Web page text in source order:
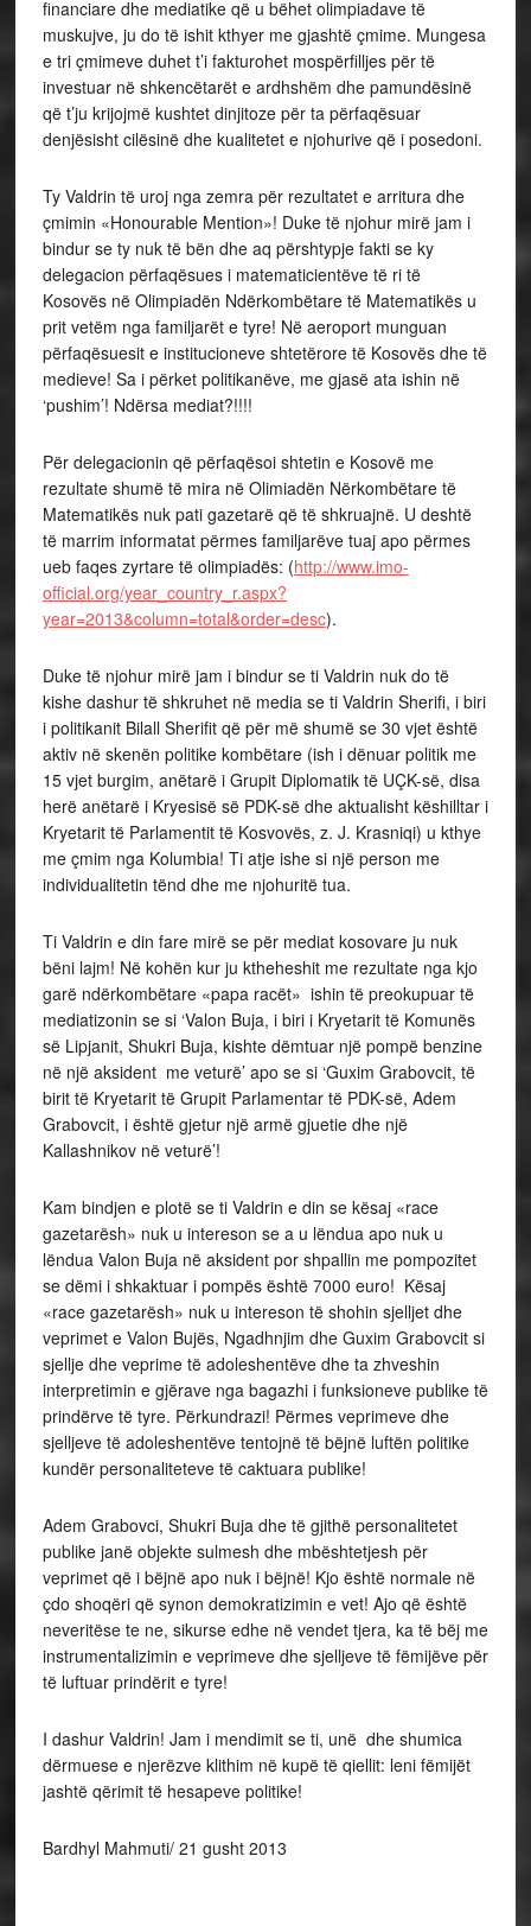
financiare dhe mediatike që u bëhet olimpiadave të
muskujve, ju do të ishit kthyer me gjashtë çmime. Mungesa
e tri çmimeve duhet t’i fakturohet mospërfilljes për të
investuar në shkencëtarët e ardhshëm dhe pamundësinë
që t’ju krijojmë kushtet dinjitoze për ta përfaqësuar
denjësisht cilësinë dhe kualitetet e njohurive që i posedoni.
Ty Valdrin të uroj nga zemra për rezultatet e arritura dhe
çmimin «Honourable Mention»! Duke të njohur mirë jam i
bindur se ty nuk të bën dhe aq përshtypje fakti se ky
delegacion përfaqësues i matematicientëve të ri të
Kosovës në Olimpiadën Ndërkombëtare të Matematikës u
prit vetëm nga familjarët e tyre! Në aeroport munguan
përfaqësuesit e institucioneve shtetërore të Kosovës dhe të
medieve! Sa i përket politikanëve, me gjasë ata ishin në
‘pushim’! Ndërsa mediat?!!!!
Për delegacionin që përfaqësoi shtetin e Kosovë me
rezultate shumë të mira në Olimiadën Nërkombëtare të
Matematikës nuk pati gazetarë që të shkruajnë. U deshtë
të marrim informatat përmes familjarëve tuaj apo përmes
ueb faqes zyrtare të olimpiadës: (http://www.imo-
official.org/year_country_r.aspx?
year=2013&column=total&order=desc).
Duke të njohur mirë jam i bindur se ti Valdrin nuk do të
kishe dashur të shkruhet në media se ti Valdrin Sherifi, i biri
i politikanit Bilall Sherifit që për më shumë se 30 vjet është
aktiv në skenën politike kombëtare (ish i dënuar politik me
15 vjet burgim, anëtarë i Grupit Diplomatik të UÇK-së, disa
herë anëtarë i Kryesisë së PDK-së dhe aktualisht këshilltar i
Kryetarit të Parlamentit të Kosvovës, z. J. Krasniqi) u kthye
me çmim nga Kolumbia! Ti atje ishe si një person me
individualitetin tënd dhe me njohuritë tua.
Ti Valdrin e din fare mirë se për mediat kosovare ju nuk
bëni lajm! Në kohën kur ju ktheheshit me rezultate nga kjo
garë ndërkombëtare «papa racët» ishin të preokupuar të
mediatizonin se si ‘Valon Buja, i biri i Kryetarit të Komunës
së Lipjanit, Shukri Buja, kishte dëmtuar një pompë benzine
në një aksident me veturë’ apo se si ‘Guxim Grabovcit, të
birit të Kryetarit të Grupit Parlamentar të PDK-së, Adem
Grabovcit, i është gjetur një armë gjuetie dhe një
Kallashnikov në veturë’!
Kam bindjen e plotë se ti Valdrin e din se kësaj «race
gazetarësh» nuk u intereson se a u lëndua apo nuk u
lëndua Valon Buja në aksident por shpallin me pompozitet
se dëmi i shkaktuar i pompës është 7000 euro! Kësaj
«race gazetarësh» nuk u intereson të shohin sjelljet dhe
veprimet e Valon Bujës, Ngadhnjim dhe Guxim Grabovcit si
sjellje dhe veprime të adoleshentëve dhe ta zhveshin
interpretimin e gjërave nga bagazhi i funksioneve publike të
prindërve të tyre. Përkundrazi! Përmes veprimeve dhe
sjelljeve të adoleshentëve tentojnë të bëjnë luftën politike
kundër personaliteteve të caktuara publike!
Adem Grabovci, Shukri Buja dhe të gjithë personalitetet
publike janë objekte sulmesh dhe mbështetjesh për
veprimet që i bëjnë apo nuk i bëjnë! Kjo është normale në
çdo shoqëri që synon demokratizimin e vet! Ajo që është
neveritëse te ne, sikurse edhe në vendet tjera, ka të bëj me
instrumentalizimin e veprimeve dhe sjelljeve të fëmijëve për
të luftuar prindërit e tyre!
I dashur Valdrin! Jam i mendimit se ti, unë dhe shumica
dërmuese e njerëzve klithim në kupë të qiellit: leni fëmijët
jashtë qërimit të hesapeve politike!
Bardhyl Mahmuti/ 21 gusht 2013